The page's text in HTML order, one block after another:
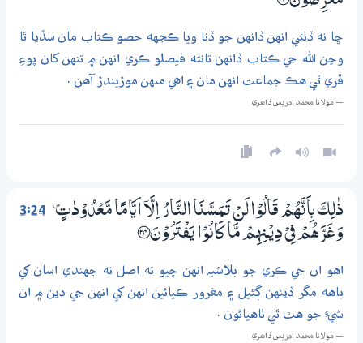
ڇا نه ڏٺئي انهن ڏانهن جو ڏنا ويا ڪجهه حصو ڪتاب مان سڏيا ٿا
وڃن الله جي ڪتاب ڏانهن تانته فيصلو ڪري انهن ۾ تنهن کان پوءِ
ڦري ٿي هڪ جماعت انهن مان ۽ اهي منهن موڙيندڙ آهن .
— مولانا محمد ادريس ڏاھري
3:24
ذٰلِكَ بِاَنَّھُمْ قَالُوْا لَنْ تَـمَــسَّنَا النَّارُ اِلَّآ اَيَّامًا مَّعْدُوْدٰتٍ ۠
وَغَرَّھُمْ فِيْ دِيْــنِهِمْ مَّا كَانُوْا يَفْتَرُوْنَ ؀24
اهو ان جي ڪري جو بلاشبہ انهن چيو ته اصل نه ڇهندي اسان کي
باهه مگر ڏينهن ڳڻيل ۽ مغرور ڪيائين انهن کي انهن جي دين ۾ ان
شيءِ جو هٿ ٿي ٺاهيائون .
— مولانا محمد ادريس ڏاھري